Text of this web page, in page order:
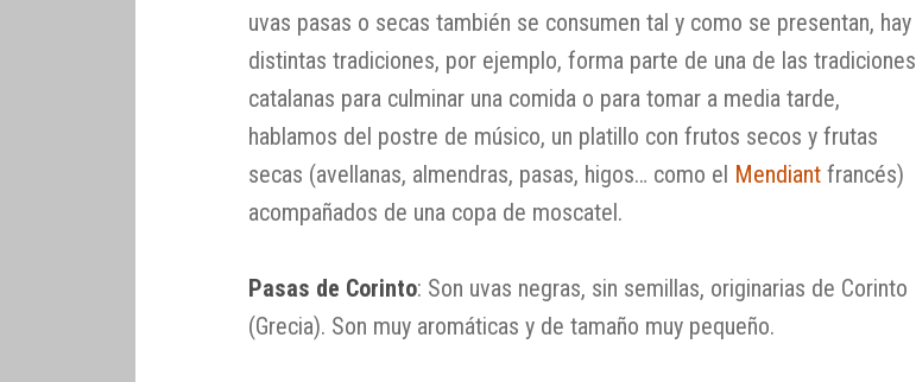
uvas pasas o secas también se consumen tal y como se presentan, hay
distintas tradiciones, por ejemplo, forma parte de una de las tradiciones
catalanas para culminar una comida o para tomar a media tarde,
hablamos del postre de músico, un platillo con frutos secos y frutas
secas (avellanas, almendras, pasas, higos… como el Mendiant francés)
acompañados de una copa de moscatel.
Pasas de Corinto: Son uvas negras, sin semillas, originarias de Corinto
(Grecia). Son muy aromáticas y de tamaño muy pequeño.